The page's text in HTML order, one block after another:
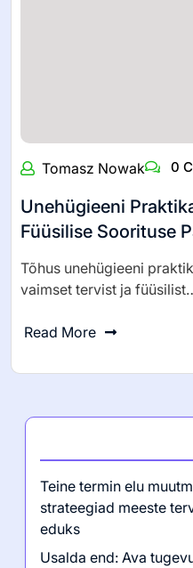
Tomasz Nowak 0
Unehügieeni
Füüsilise Soorituse
Tõhus unehügieeni
vaimset tervist ja
Read More
Teine termin elu
strateegiad meeste
eduks
Usalda end: Ava